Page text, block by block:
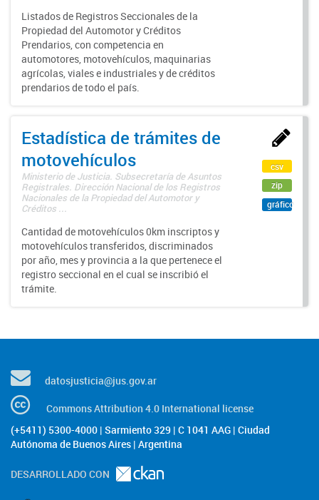
Listados de Registros Seccionales de la
Propiedad del Automotor y Créditos
Prendarios, con competencia en
automotores, motovehículos, maquinarias
agrícolas, viales e industriales y de créditos
prendarios de todo el país.
Estadística de trámites de
motovehículos
Ministerio de Justicia. Subsecretaría de Asuntos
Registrales. Dirección Nacional de los Registros
Nacionales de la Propiedad del Automotor y
Créditos ...
Cantidad de motovehículos 0km inscriptos y
motovehículos transferidos, discriminados
por año, mes y provincia a la que pertenece el
registro seccional en el cual se inscribió el
trámite.
csv
zip
gráfico
datosjusticia@jus.gov.ar
Commons Attribution 4.0 International license
(+5411) 5300-4000 | Sarmiento 329 | C 1041 AAG | Ciudad
Autónoma de Buenos Aires | Argentina
DESARROLLADO CON